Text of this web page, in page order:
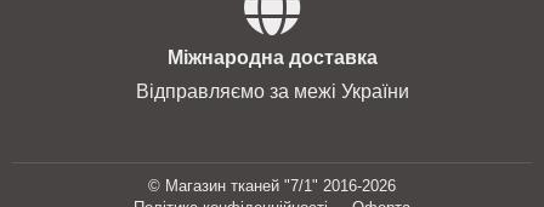
Міжнародна доставка
Відправляємо за межі України
© Магазин тканей "7/1" 2016-2026